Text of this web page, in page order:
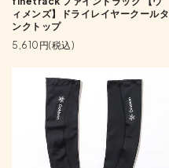
ィメンズ】ドライレイヤークールタ
ンクトップ
5,610円(税込)